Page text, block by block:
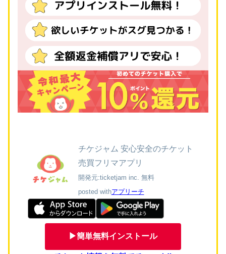
チケジャム 安心安全のチケット
売買フリマアプリ
開発元:ticketjam inc. 無料
posted withアプリーチ
▶簡単無料インストール